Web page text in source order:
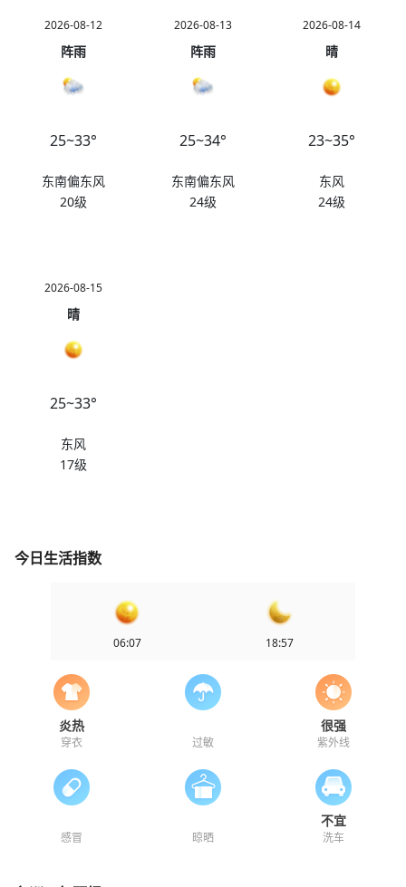
2026-08-12
阵雨
25~33°
东南偏东风
20级
2026-08-13
阵雨
25~34°
东南偏东风
24级
2026-08-14
晴
23~35°
东风
24级
2026-08-15
晴
25~33°
东风
17级
今日生活指数
06:07 18:57
炎热
穿衣 过敏
很强
紫外线
感冒 晾晒
不宜
洗车